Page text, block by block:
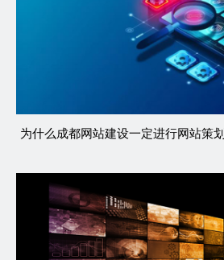
为什么成都网站建设一定进行网站策划